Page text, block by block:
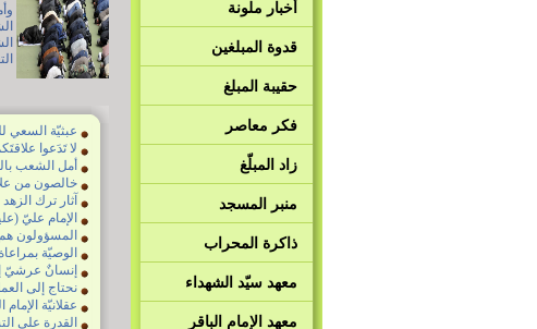
أخبار ملونة
قدوة المبلغين
حقيبة المبلغ
فكر معاصر
زاد المبلّغ
منبر المسجد
ذاكرة المحراب
معهد سيّد الشهداء
معهد الإمام الباقر
عبثيّة السعي
لا تَدَعوا
أمل الشعب
خالصون من
آثار ترك الزهد
الإمام عليّ
المسؤولون هم
الوصيّة
إنسانٌ عرشيّ
نحتاج إلى
عقلانيّة
القدرة على